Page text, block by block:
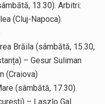
13.30). Arbitri:
(Cluj-Napoca).
Brăila (sâmbătă, 15.30,
– Gesur Suliman
(Craiova)
(sâmbătă, 17.30).
– Laszlo Gal